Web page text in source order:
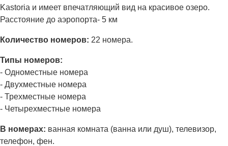
Kastoria и имеет впечатляющий вид на красивое озеро.
Расстояние до аэропорта- 5 км
Количество номеров: 22 номера.
Типы номеров:
- Одноместные номера
- Двухместные номера
- Трехместные номера
- Четырехместные номера
В номерах: ванная комната (ванна или душ), телевизор,
телефон, фен.